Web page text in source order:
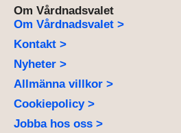
Om Vårdnadsvalet
Om Vårdnadsvalet >
Kontakt >
Nyheter >
Allmänna villkor >
Cookiepolicy >
Jobba hos oss >